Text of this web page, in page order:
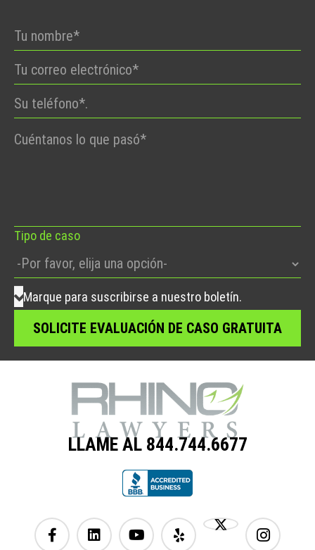
Por
Tipo de caso
Marque para suscribirse a nuestro boletín.
LLAME AL 844.744.6677